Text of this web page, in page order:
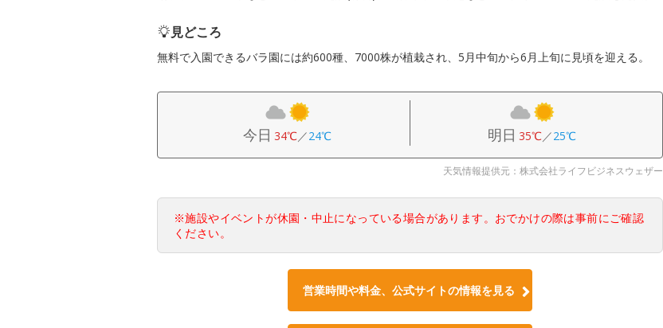
見どころ
無料で入園できるバラ園には約600種、7000株が植栽され、5月中旬から6月上旬に見頃を迎える。
今日 34℃／24℃ 明日 35℃／25℃
天気情報提供元：株式会社ライフビジネスウェザー
※施設やイベントが休園・中止になっている場合があります。おでかけの際は事前にご確認
ください。
営業時間や料金、公式サイトの情報を見る